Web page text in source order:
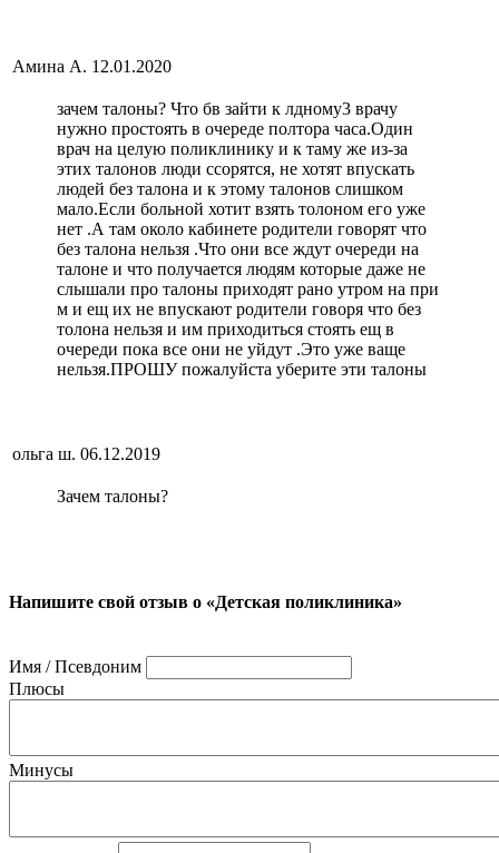
Амина А. 12.01.2020
зачем талоны? Что бв зайти к лдному3 врачу
нужно простоять в очереде полтора часа.Один
врач на целую поликлинику и к таму же из-за
этих талонов люди ссорятся, не хотят впускать
людей без талона и к этому талонов слишком
мало.Если больной хотит взять толоном его уже
нет .А там около кабинете родители говорят что
без талона нельзя .Что они все ждут очереди на
талоне и что получается людям которые даже не
слышали про талоны приходят рано утром на при
м и ещ их не впускают родители говоря что без
толона нельзя и им приходиться стоять ещ в
очереди пока все они не уйдут .Это уже ваще
нельзя.ПРОШУ пожалуйста уберите эти талоны
ольга ш. 06.12.2019
Зачем талоны?
Напишите свой отзыв о «Детская поликлиника»
Имя / Псевдоним
Плюсы
Минусы